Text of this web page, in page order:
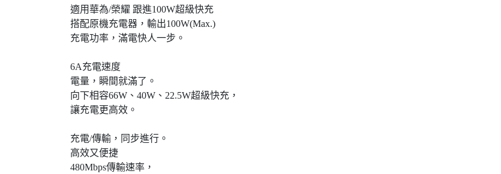
適用華為/榮耀 跟進100W超級快充
搭配原機充電器，輸出100W(Max.)
充電功率，滿電快人一步。
6A充電速度
電量，瞬間就滿了。
向下相容66W、40W、22.5W超級快充，
讓充電更高效。
充電/傳輸，同步進行。
高效又便捷
480Mbps傳輸速率，